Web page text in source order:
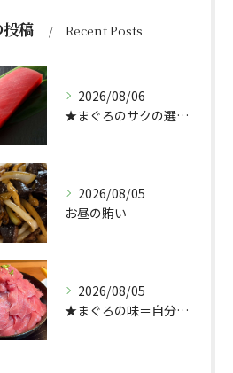
稿 Recent Posts
2026/08/06
★まぐろのサクの選び方★（どんぶり屋まぐろ大将）
2026/08/05
お昼の賄い
2026/08/05
★まぐろの味＝自分好み？★